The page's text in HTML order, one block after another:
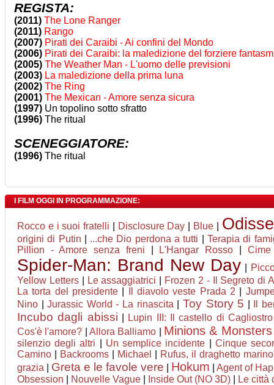
REGISTA:
(2011) The Lone Ranger
(2011) Rango
(2007) Pirati dei Caraibi - Ai confini del Mondo
(2006) Pirati dei Caraibi: la maledizione del forziere
(2005) The Weather Man - L'uomo delle previsioni
(2003) La maledizione della prima luna
(2002) The Ring
(2001) The Mexican - Amore senza sicura
(1997) Un topolino sotto sfratto
(1996) The ritual
SCENEGGIATORE:
(1996) The ritual
I FILM OGGI IN PROGRAMMAZIONE:
Rocco e i suoi fratelli Disclosure Day Blue
origini di Putin ...che Dio perdona a tutti
Terapia di
Pillion - Amore senza freni
L'Hangar Rosso Cime
Spider-Man: Brand New Day
Yellow Letters| Le assaggiatrici
Frozen 2 - Il Segreto di
La torta del presidente
Il diavolo veste Prada 2
Nino |Jurassic World - La rinascita Toy Story 5 Il
Incubo dagli abissi Lupin III: Il castello di Cagliostro
Cos'è l'amore? |Allora Balliamo Minions & Monsters
silenzio degli altri
Un semplice incidente
Cinque
Camino
Backrooms Michael
Rufus, il draghetto
grazia
Greta e le favole vere Hokum
Agent of
Obsession
Nouvelle Vague Inside Out (NO 3D) Le città